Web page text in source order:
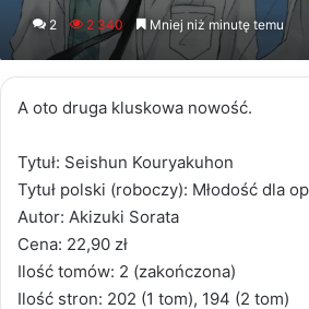
an
email
2 2 340 Mniej niż minutę temu
A oto druga kluskowa nowość.
Tytuł: Seishun Kouryakuhon
Tytuł polski (roboczy): Młodość dla
Autor: Akizuki Sorata
Cena: 22,90 zł
Ilość tomów: 2 (zakończona)
Ilość stron: 202 (1 tom), 194 (2 tom)